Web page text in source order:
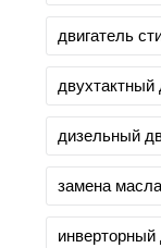
двигатель
двухтактный
дизельный
замена
инверторный